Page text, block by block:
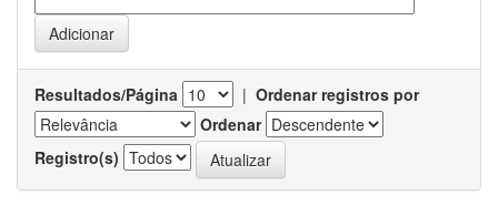
Resultados/Página | Ordenar registros por
Ordenar
Registro(s)